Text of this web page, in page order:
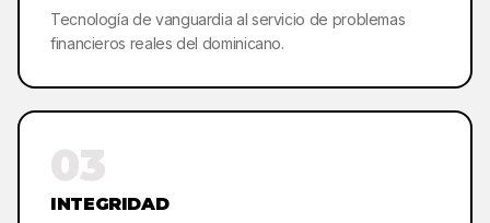
Tecnología de vanguardia al servicio de problemas
financieros reales del dominicano.
03
INTEGRIDAD